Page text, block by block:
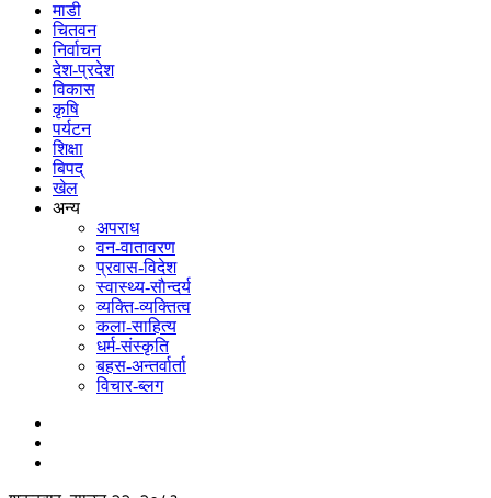
माडी
चितवन
निर्वाचन
देश-प्रदेश
विकास
कृषि
पर्यटन
शिक्षा
बिपद्
खेल
अन्य
अपराध
वन-वातावरण
प्रवास-विदेश
स्वास्थ्य-साैन्दर्य
व्यक्ति-व्यक्तित्व
कला-साहित्य
धर्म-संस्कृति
बहस-अन्तर्वार्ता
विचार-ब्लग